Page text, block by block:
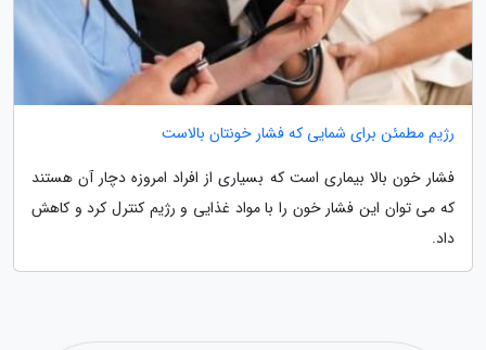
رژیم مطمئن برای شمایی که فشار خونتان بالاست
فشار خون بالا بیماری است که بسیاری از افراد امروزه دچار آن هستند
که می توان این فشار خون را با مواد غذایی و رژیم کنترل کرد و کاهش
داد.